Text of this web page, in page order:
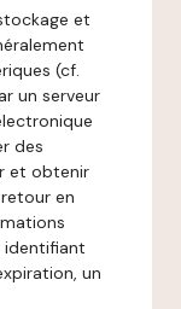
et
(cf.
un serveur
des
et obtenir
en
identifiant
un